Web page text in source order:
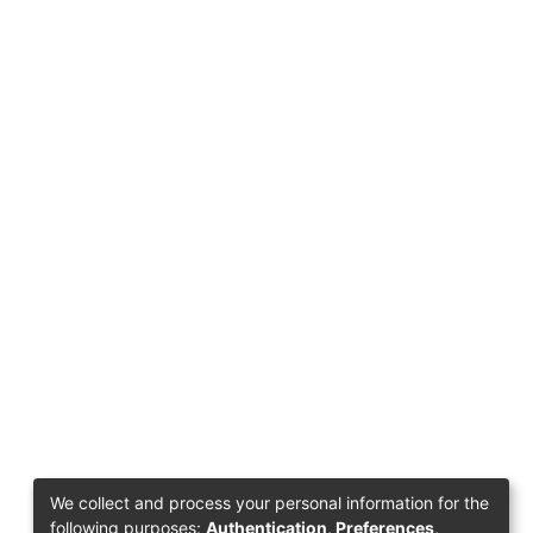
We collect and process your personal information for the
following purposes: Authentication, Preferences,